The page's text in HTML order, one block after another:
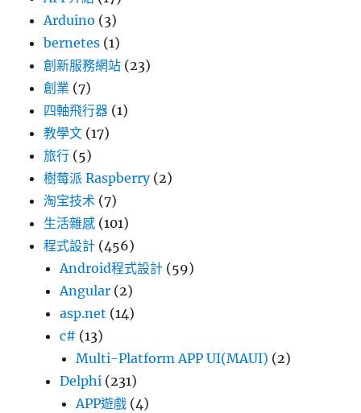
Arduino (3)
bernetes (1)
創新服務網站 (23)
創業 (7)
四軸飛行器 (1)
教學文 (17)
旅行 (5)
樹莓派 Raspberry(2)
淘宝技术 (7)
生活雜感 (101)
程式設計 (456)
Android程式設計 (59)
Angular (2)
asp.net (14)
c# (13)
Multi-Platform APP UI(MAUI) (2)
Delphi (231)
APP遊戲 (4)